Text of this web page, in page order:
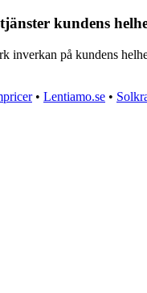
kundens
inverkan på kundens
• Lentiamo.se •